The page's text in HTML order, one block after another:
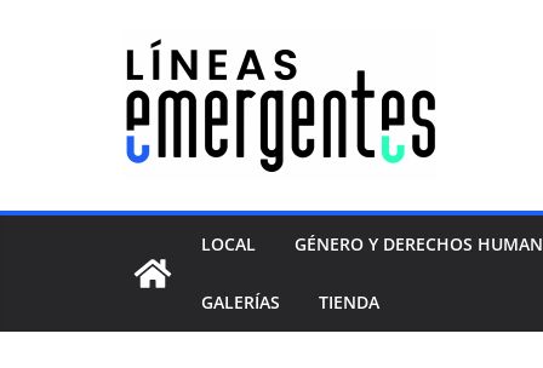
LOCAL GÉNERO Y DERECHOS
GALERÍAS TIENDA